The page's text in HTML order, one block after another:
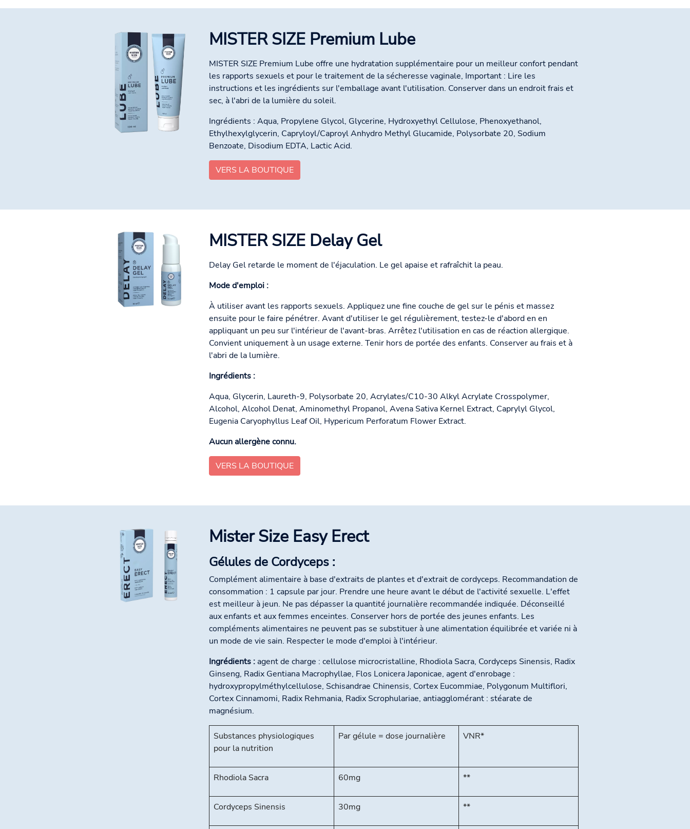
MISTER SIZE Premium Lube
MISTER SIZE Premium Lube offre une hydratation supplémentaire pour un meilleur confort pendant
les rapports sexuels et pour le traitement de la sécheresse vaginale, Important : Lire les
instructions et les ingrédients sur l'emballage avant l'utilisation. Conserver dans un endroit frais et
sec, à l'abri de la lumière du soleil.
Ingrédients : Aqua, Propylene Glycol, Glycerine, Hydroxyethyl Cellulose, Phenoxyethanol,
Ethylhexylglycerin, Capryloyl/Caproyl Anhydro Methyl Glucamide, Polysorbate 20, Sodium
Benzoate, Disodium EDTA, Lactic Acid.
VERS LA BOUTIQUE
MISTER SIZE Delay Gel
Delay Gel retarde le moment de l'éjaculation. Le gel apaise et rafraîchit la peau.
Mode d'emploi :
À utiliser avant les rapports sexuels. Appliquez une fine couche de gel sur le pénis et massez
ensuite pour le faire pénétrer. Avant d'utiliser le gel régulièrement, testez-le d'abord en en
appliquant un peu sur l'intérieur de l'avant-bras. Arrêtez l'utilisation en cas de réaction allergique.
Convient uniquement à un usage externe. Tenir hors de portée des enfants. Conserver au frais et à
l'abri de la lumière.
Ingrédients :
Aqua, Glycerin, Laureth-9, Polysorbate 20, Acrylates/C10-30 Alkyl Acrylate Crosspolymer,
Alcohol, Alcohol Denat, Aminomethyl Propanol, Avena Sativa Kernel Extract, Caprylyl Glycol,
Eugenia Caryophyllus Leaf Oil, Hypericum Perforatum Flower Extract.
Aucun allergène connu.
VERS LA BOUTIQUE
Mister Size Easy Erect
Gélules de Cordyceps :
Complément alimentaire à base d'extraits de plantes et d'extrait de cordyceps. Recommandation de
consommation : 1 capsule par jour. Prendre une heure avant le début de l'activité sexuelle. L'effet
est meilleur à jeun. Ne pas dépasser la quantité journalière recommandée indiquée. Déconseillé
aux enfants et aux femmes enceintes. Conserver hors de portée des jeunes enfants. Les
compléments alimentaires ne peuvent pas se substituer à une alimentation équilibrée et variée ni à
un mode de vie sain. Respecter le mode d'emploi à l'intérieur.
Ingrédients :agent de charge : cellulose microcristalline, Rhodiola Sacra, Cordyceps Sinensis, Radix
Ginseng, Radix Gentiana Macrophyllae, Flos Lonicera Japonicae, agent d'enrobage :
hydroxypropylméthylcellulose, Schisandrae Chinensis, Cortex Eucommiae, Polygonum Multiflori,
Cortex Cinnamomi, Radix Rehmania, Radix Scrophulariae, antiagglomérant : stéarate de
magnésium.
Substances physiologiques
pour la nutrition
Par gélule = dose journalière VNR*
Rhodiola Sacra 60mg **
Cordyceps Sinensis 30mg **